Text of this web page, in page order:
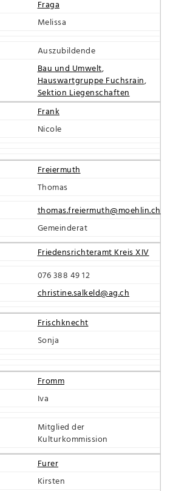
Fraga
Melissa
Auszubildende
Bau und Umwelt,
Hauswartgruppe Fuchsrain,
Sektion Liegenschaften
Frank
Nicole
Freiermuth
Thomas
thomas.freiermuth@moehlin.ch
Gemeinderat
Friedensrichteramt Kreis XIV
076 388 49 12
christine.salkeld@ag.ch
Frischknecht
Sonja
Fromm
Iva
Mitglied der
Kulturkommission
Furer
Kirsten